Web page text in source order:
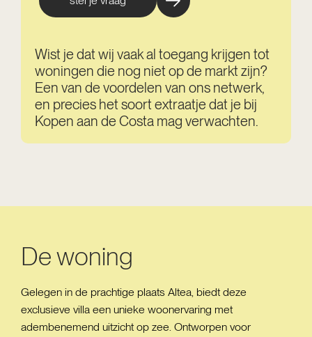
Wist je dat wij vaak al toegang krijgen tot
woningen die nog niet op de markt zijn?
Een van de voordelen van ons netwerk,
en precies het soort extraatje dat je bij
Kopen aan de Costa mag verwachten.
De woning
Gelegen in de prachtige plaats Altea, biedt deze
exclusieve villa een unieke woonervaring met
adembenemend uitzicht op zee. Ontworpen voor